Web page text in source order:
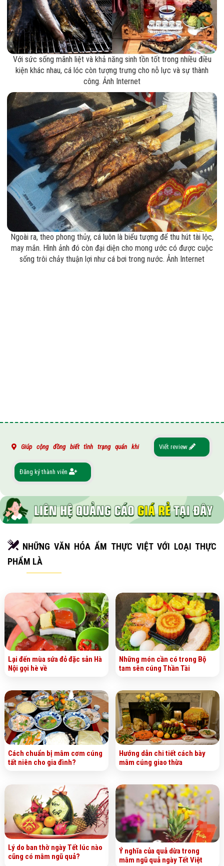
Với sức sống mãnh liệt và khả năng sinh tồn tốt trong nhiều điều
kiện khác nhau, cá lóc còn tượng trưng cho nỗ lực và sự thành
công. Ảnh Internet
Ngoài ra, theo phong thủy, cá luôn là biểu tượng để thu hút tài lộc,
may mắn. Hình ảnh đó còn đại diện cho mong ước có được cuộc
sống trôi chảy thuận lợi như cá bơi trong nước. Ảnh Internet
Giúp cộng đồng biết tình trạng quán khi Viết review
Đăng ký thành viên
NHỮNG VĂN HÓA ẨM THỰC VIỆT VỚI LOẠI THỰC
PHẨM LÀ
Lại đến mùa sứa đỏ đặc sản Hà
Nội gọi hè về
Những món cần có trong Bộ
tam sên cúng Thần Tài
Cách chuẩn bị mâm cơm cúng
tất niên cho gia đình?
Hướng dẫn chi tiết cách bày
mâm cúng giao thừa
Lý do ban thờ ngày Tết lúc nào
cũng có mâm ngũ quả?
Ý nghĩa của quả dừa trong
mâm ngũ quả ngày Tết Việt